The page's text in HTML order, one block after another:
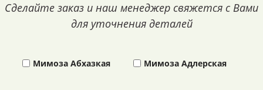
Сделайте заказ и наш менеджер свяжется с Вами
для уточнения деталей
Мимоза Абхазкая Мимоза Адлерская